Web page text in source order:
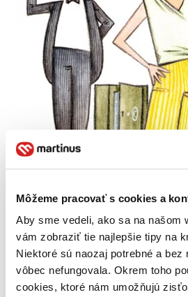
Môžeme pracovať s cookies a
Aby sme vedeli, ako sa na našom
vám zobraziť tie najlepšie tipy na
Niektoré sú naozaj potrebné a
vôbec nefungovala. Okrem toho
cookies, ktoré nám umožňujú
E-kniha
Nedostižný komorník